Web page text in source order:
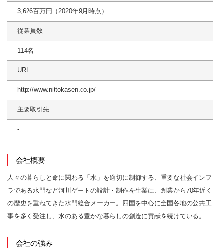
3,626百万円（2020年9月時点）
従業員数
114名
URL
http://www.nittokasen.co.jp/
主要取引先
-
会社概要
人々の暮らしと命に関わる「水」を適切に制御する、重要な社会インフ
ラである水門など河川ゲートの設計・制作を生業に、創業から70年近く
の歴史を重ねてきた水門総合メーカー。四国を中心に全国各地の公共工
事を多く受注し、水のある豊かな暮らしの創造に貢献を続けている。
会社の強み